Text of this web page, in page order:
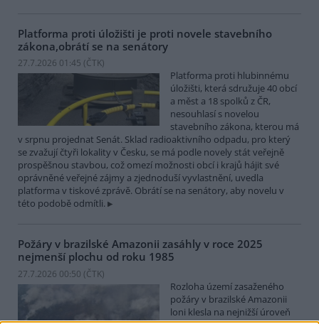
Platforma proti úložišti je proti novele stavebního
zákona,obrátí se na senátory
27.7.2026 01:45 (ČTK)
Platforma proti hlubinnému
úložišti, která sdružuje 40 obcí
a měst a 18 spolků z ČR,
nesouhlasí s novelou
stavebního zákona, kterou má
v srpnu projednat Senát. Sklad radioaktivního odpadu, pro který
se zvažují čtyři lokality v Česku, se má podle novely stát veřejně
prospěšnou stavbou, což omezí možnosti obcí i krajů hájit své
oprávněné veřejné zájmy a zjednoduší vyvlastnění, uvedla
platforma v tiskové zprávě. Obrátí se na senátory, aby novelu v
této podobě odmítli.
Požáry v brazilské Amazonii zasáhly v roce 2025
nejmenší plochu od roku 1985
27.7.2026 00:50 (ČTK)
Rozloha území zasaženého
požáry v brazilské Amazonii
loni klesla na nejnižší úroveň